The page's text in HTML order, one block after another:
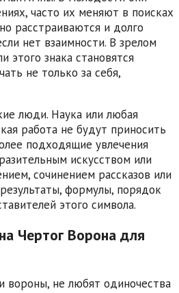
часто их меняют в поисках
расстраиваются и долго
нет взаимности. В зрелом
этого знака становятся
не только за себя,
люди. Наука или любая
работа не будут приносить
подходящие увлечения
искусством или
сочинением рассказов или
формулы, порядок
этого символа.
Чертог Ворона для
вороны, не любят одиночества